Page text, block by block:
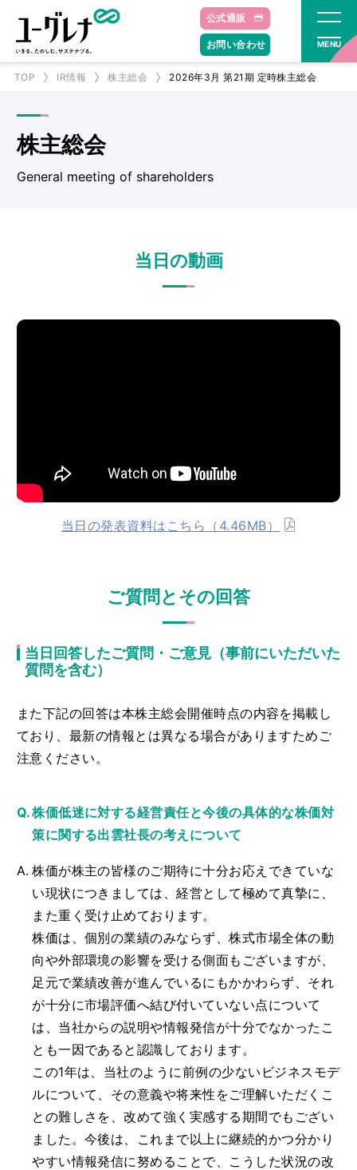
公式通販
お問い合わせ MENU
TOP IR情報 株主総会 2026年3月 第21期 定時株主総会
株主総会​
General meeting of shareholders
当日の動画
当日の発表資料はこちら（4.46MB）
ご質問とその回答
当日回答したご質問・ご意見（事前にいただいた
質問を含む）
また下記の回答は本株主総会開催時点の内容を掲載し
ており、最新の情報とは異なる場合がありますためご
注意ください。
株価低迷に対する経営責任と今後の具体的な株価対
策に関する出雲社長の考えについて
株価が株主の皆様のご期待に十分お応えできていな
い現状につきましては、経営として極めて真摯に、
また重く受け止めております。
株価は、個別の業績のみならず、株式市場全体の動
向や外部環境の影響を受ける側面もございますが、
足元で業績改善が進んでいるにもかかわらず、それ
が十分に市場評価へ結び付いていない点について
は、当社からの説明や情報発信が十分でなかったこ
とも一因であると認識しております。
この1年は、当社のように前例の少ないビジネスモデ
ルについて、その意義や将来性をご理解いただくこ
との難しさを、改めて強く実感する期間でもござい
ました。今後は、これまで以上に継続的かつ分かり
やすい情報発信に努めることで、こうした状況の改